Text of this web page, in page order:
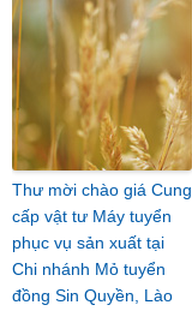
Thư mời chào giá Cung
cấp vật tư Máy tuyển
phục vụ sản xuất tại
Chi nhánh Mỏ tuyển
đồng Sin Quyền, Lào